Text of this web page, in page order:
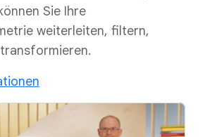
Sie Ihre
weiterleiten, filtern,